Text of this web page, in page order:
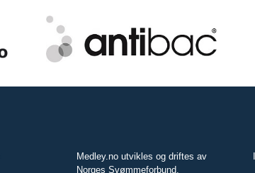
Medley.no utvikles og driftes av
Norges Svømmeforbund.